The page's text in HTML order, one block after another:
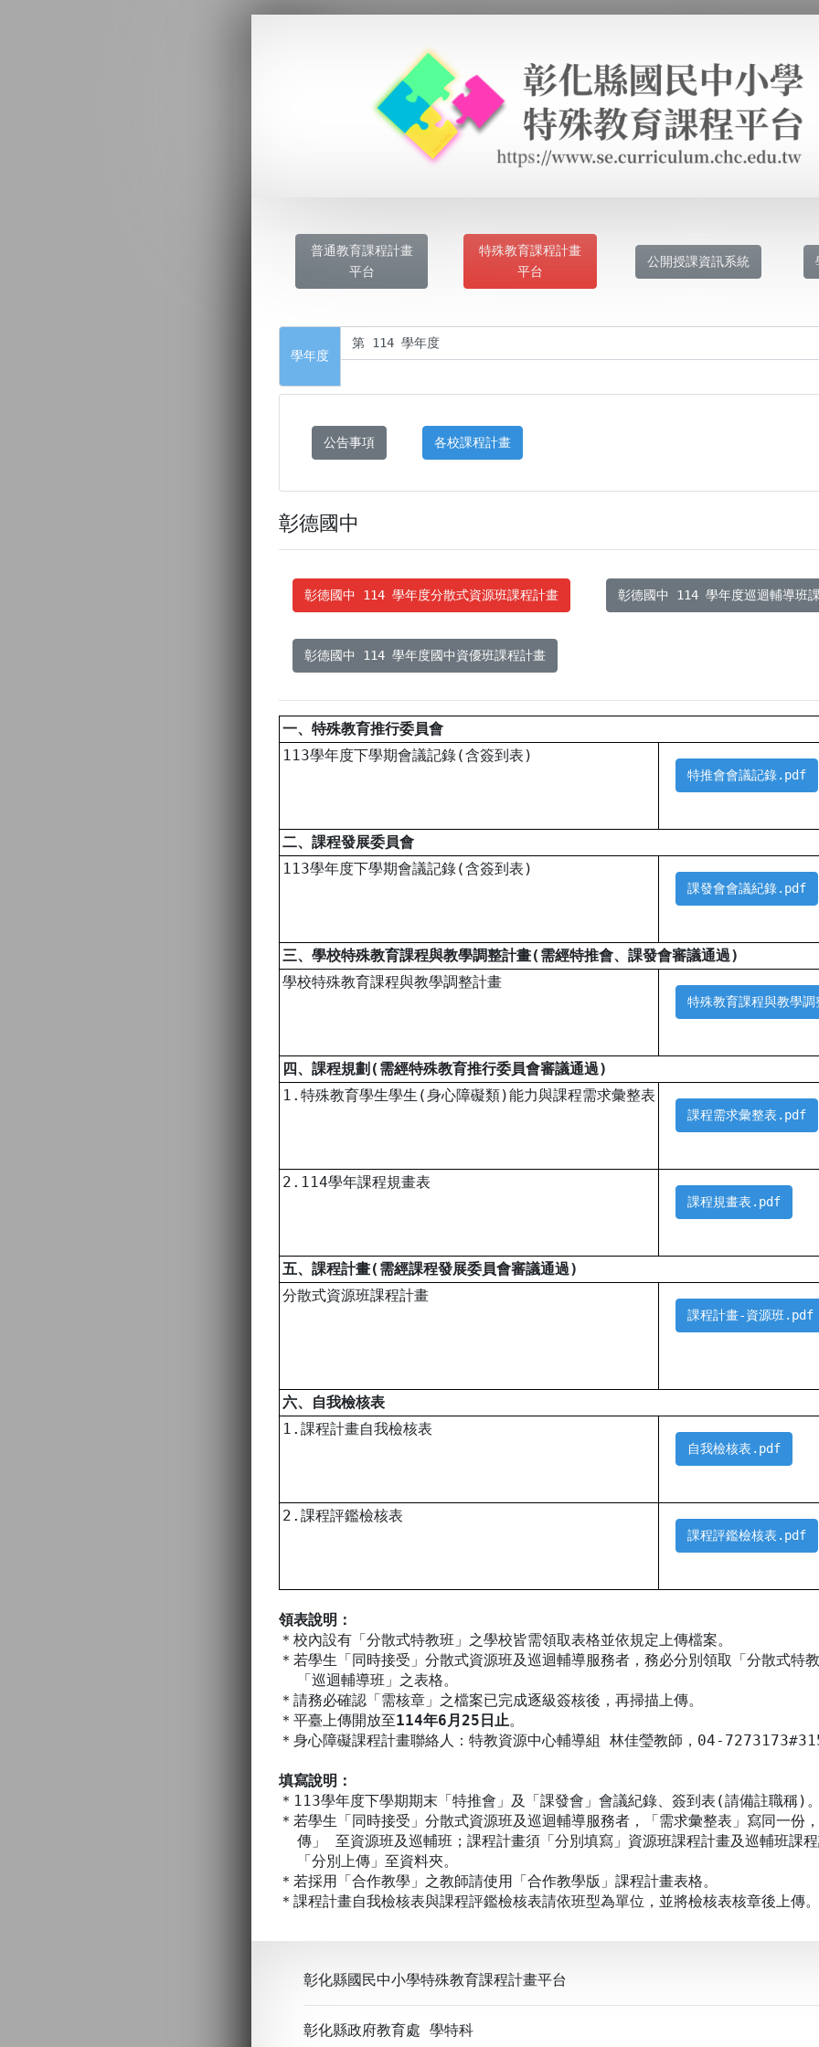
普通教育課程計畫
平台
特殊教育課程計畫
平台
公開授課資訊系統
學年度
公告事項 各校課程計畫
彰德國中
彰德國中 114 學年度分散式資源班課程計畫 彰德國中 114 學年度巡迴輔導班
彰德國中 114 學年度國中資優班課程計畫
一、特殊教育推行委員會
113學年度下學期會議記錄(含簽到表)
特推會會議記錄.pdf
二、課程發展委員會
113學年度下學期會議記錄(含簽到表)
課發會會議紀錄.pdf
三、學校特殊教育課程與教學調整計畫(需經特推會、課發會審議通過)
學校特殊教育課程與教學調整計畫
特殊教育課程與教學
四、課程規劃(需經特殊教育推行委員會審議通過)
1.特殊教育學生學生(身心障礙類)能力與課程需求彙整表
課程需求彙整表.pdf
2.114學年課程規畫表
課程規畫表.pdf
五、課程計畫(需經課程發展委員會審議通過)
分散式資源班課程計畫
課程計畫-資源班.pdf
六、自我檢核表
1.課程計畫自我檢核表
自我檢核表.pdf
2.課程評鑑檢核表
課程評鑑檢核表.pdf
領表說明：
＊校內設有「分散式特教班」之學校皆需領取表格並依規定上傳檔案。
＊若學生「同時接受」分散式資源班及巡迴輔導服務者，務必分別領取「分散式特
「巡迴輔導班」之表格。
＊請務必確認「需核章」之檔案已完成逐級簽核後，再掃描上傳。
＊平臺上傳開放至114年6月25日止。
＊身心障礙課程計畫聯絡人：特教資源中心輔導組 林佳瑩教師，04-
填寫說明：
＊113學年度下學期期末「特推會」及「課發會」會議紀錄、簽到表(請備註職稱)
＊若學生「同時接受」分散式資源班及巡迴輔導服務者，「需求彙整表」寫同一份
傳」 至資源班及巡輔班；課程計畫須「分別填寫」資源班課程計畫及巡輔班課
「分別上傳」至資料夾。
＊若採用「合作教學」之教師請使用「合作教學版」課程計畫表格。
＊課程計畫自我檢核表與課程評鑑檢核表請依班型為單位，並將檢核表核章後上傳
彰化縣國民中小學特殊教育課程計畫平台
彰化縣政府教育處 學特科